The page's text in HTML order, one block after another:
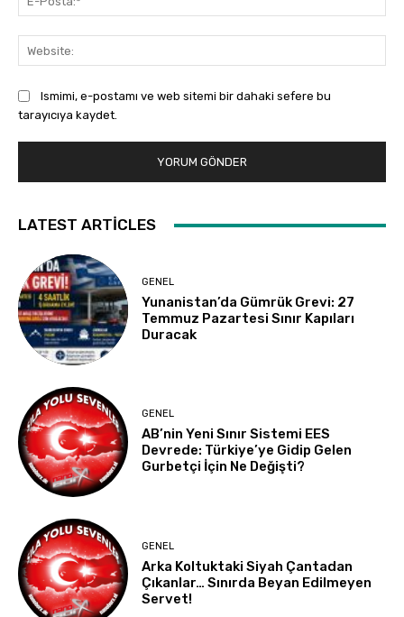
Ismimi, e-postamı ve web sitemi bir dahaki sefere bu
tarayıcıya kaydet.
LATEST ARTICLES
GENEL
Yunanistan’da Gümrük Grevi: 27
Temmuz Pazartesi Sınır Kapıları
Duracak
GENEL
AB’nin Yeni Sınır Sistemi EES
Devrede: Türkiye’ye Gidip Gelen
Gurbetçi İçin Ne Değişti?
GENEL
Arka Koltuktaki Siyah Çantadan
Çıkanlar… Sınırda Beyan Edilmeyen
Servet!